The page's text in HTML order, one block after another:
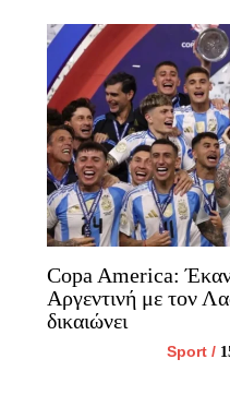
Copa America:
Αργεντινή με τον
δικαιώνει
Sport/